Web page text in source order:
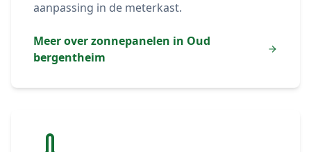
aanpassing in de meterkast.
Meer over zonnepanelen in Oud
bergentheim